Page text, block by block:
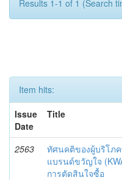
Results 1-1 of 1 (Search
Item hits:
Issue
Date
Title
2563
ทัศนคติของผู้บริโภ
แบรนด์ขวัญใจ
การตัดสินใจซื้อ